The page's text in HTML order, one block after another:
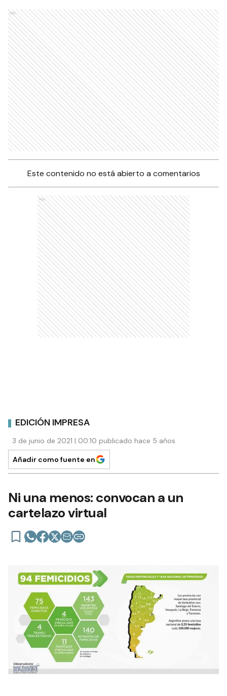
Ads
Este contenido no está abierto a comentarios
Ads
EDICIÓN IMPRESA
3 de junio de 2021 | 00:10 publicado hace 5 años
Añadir como fuente en
Ni una menos: convocan a un
cartelazo virtual